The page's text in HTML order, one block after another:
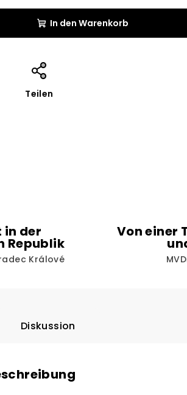
In den Warenkorb
Teilen
in der
Republik
Králové
Von einer
Diskussion